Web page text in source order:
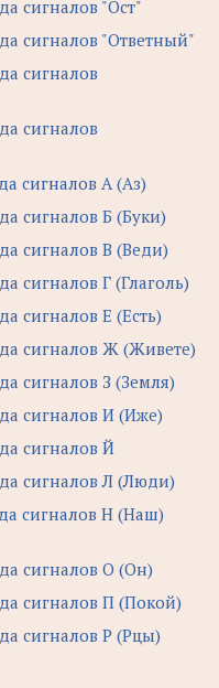
сигналов "Ост"
сигналов "Ответный"
сигналов
сигналов
сигналов А (Аз)
сигналов Б (Буки)
сигналов В (Веди)
сигналов Г (Глаголь)
сигналов Е (Есть)
сигналов Ж (Живете)
сигналов З (Земля)
сигналов И (Иже)
сигналов Й
сигналов Л (Люди)
сигналов Н (Наш)
сигналов О (Он)
сигналов П (Покой)
сигналов Р (Рцы)